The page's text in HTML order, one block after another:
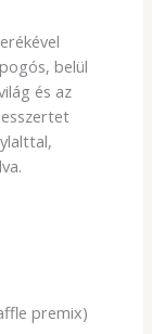
belül
és az
premix)